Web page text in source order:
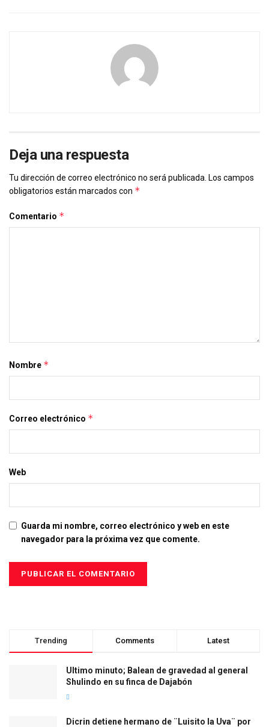
Deja una respuesta
Tu dirección de correo electrónico no será publicada. Los campos
obligatorios están marcados con *
Comentario *
Nombre *
Correo electrónico *
Web
Guarda mi nombre, correo electrónico y web en este
navegador para la próxima vez que comente.
Trending Comments Latest
Ultimo minuto; Balean de gravedad al general
Shulindo en su finca de Dajabón
Dicrin detiene hermano de ¨Luisito la Uva¨ por